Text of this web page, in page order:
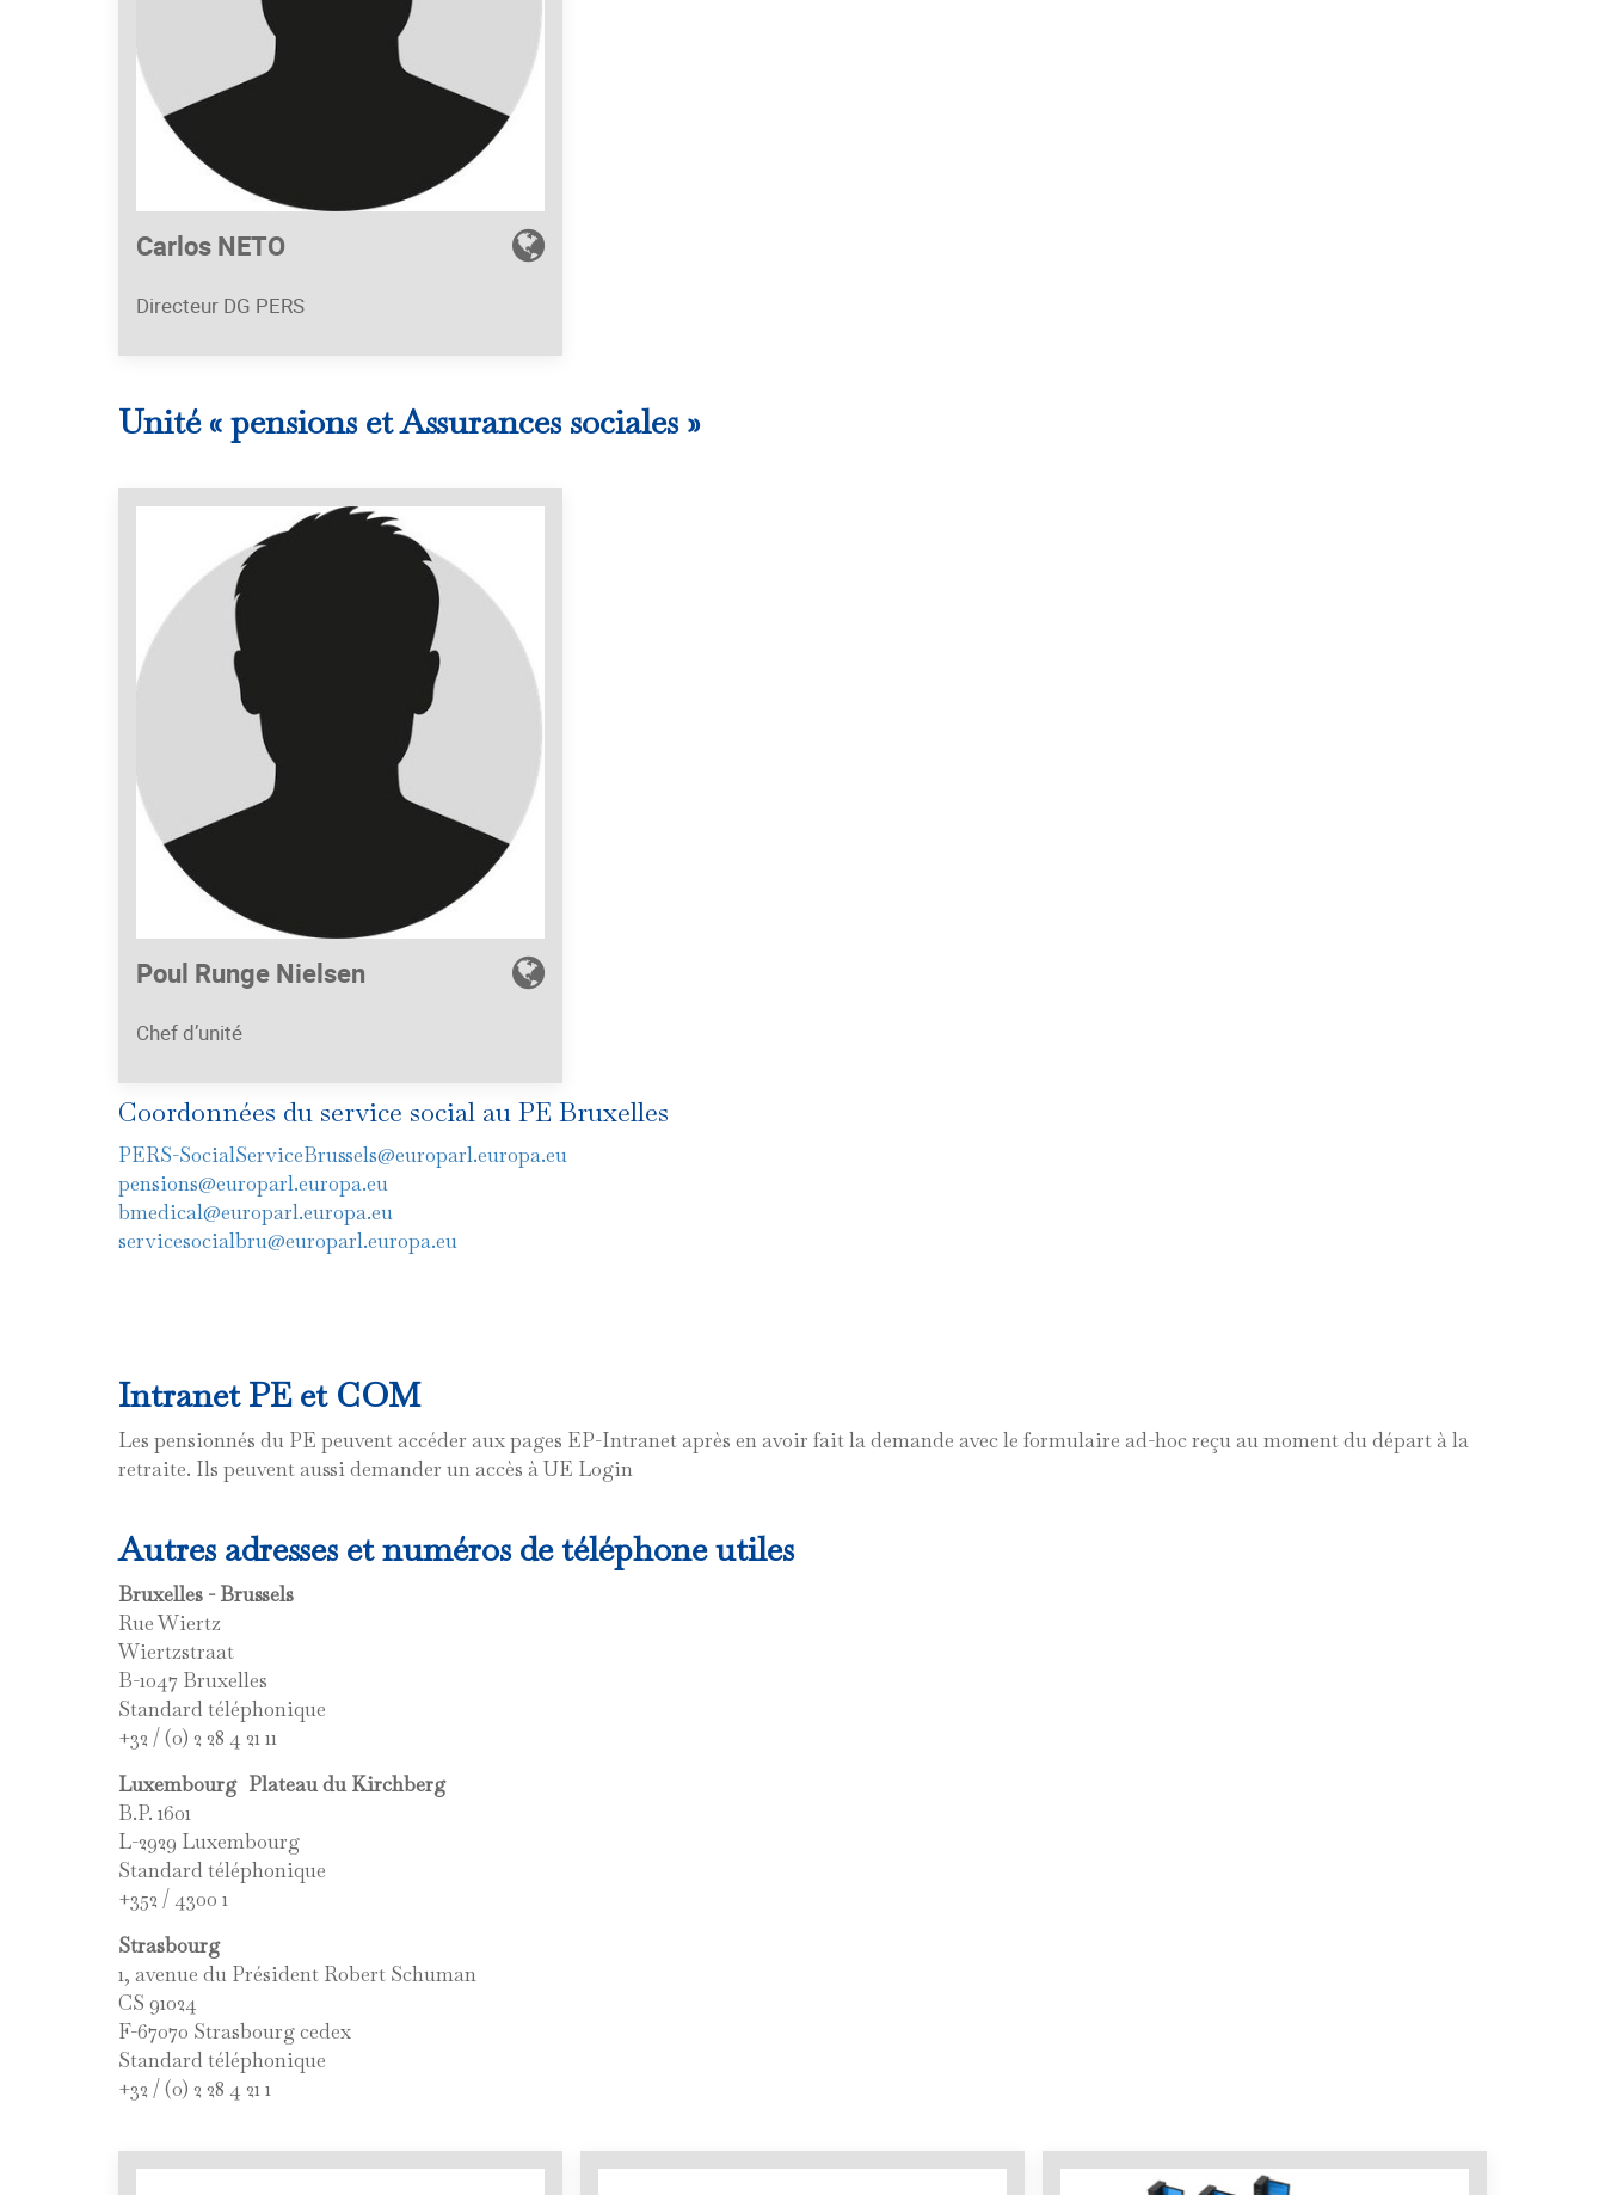
Carlos NETO
Directeur DG PERS
Unité « pensions et Assurances sociales »
Poul Runge Nielsen
Chef d’unité
Coordonnées du service social au PE Bruxelles
PERS-SocialServiceBrussels@europarl.europa.eu
pensions@europarl.europa.eu
bmedical@europarl.europa.eu
servicesocialbru@europarl.europa.eu
Intranet PE et COM
Les pensionnés du PE peuvent accéder aux pages EP-Intranet après en avoir fait la demande avec le formulaire ad-hoc reçu au moment du départ à la
retraite. Ils peuvent aussi demander un accès à UE Login
Autres adresses et numéros de téléphone utiles
Bruxelles - Brussels
Rue Wiertz
Wiertzstraat
B-1047 Bruxelles
Standard téléphonique
+32 / (0) 2 28 4 21 11
Luxembourg Plateau du Kirchberg
B.P. 1601
L-2929 Luxembourg
Standard téléphonique
+352 / 4300 1
Strasbourg
1, avenue du Président Robert Schuman
CS 91024
F-67070 Strasbourg cedex
Standard téléphonique
+32 / (0) 2 28 4 21 1